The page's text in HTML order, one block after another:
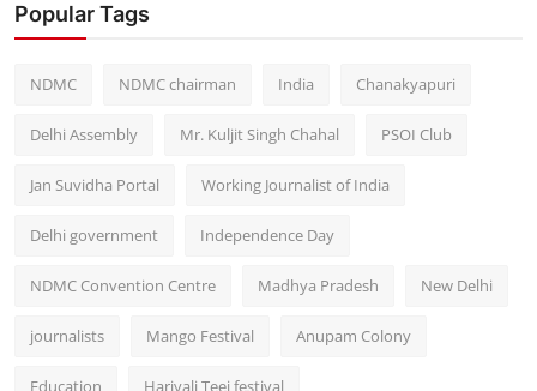
Popular Tags
NDMC NDMC chairman India Chanakyapuri
Delhi Assembly Mr. Kuljit Singh Chahal PSOI Club
Jan Suvidha Portal Working Journalist of India
Delhi government Independence Day
NDMC Convention Centre Madhya Pradesh New Delhi
journalists Mango Festival Anupam Colony
Education Hariyali Teej festival